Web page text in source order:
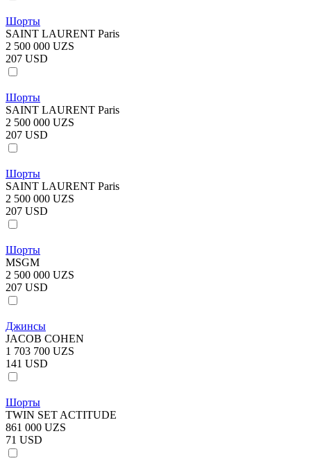
Шорты
SAINT LAURENT Paris
2 500 000 UZS
207 USD
Шорты
SAINT LAURENT Paris
2 500 000 UZS
207 USD
Шорты
SAINT LAURENT Paris
2 500 000 UZS
207 USD
Шорты
MSGM
2 500 000 UZS
207 USD
Джинсы
JACOB COHEN
1 703 700 UZS
141 USD
Шорты
TWIN SET ACTITUDE
861 000 UZS
71 USD